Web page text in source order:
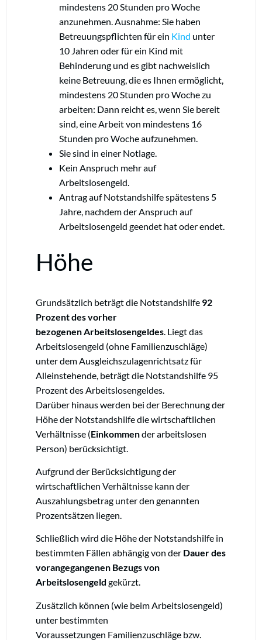
mindestens 20 Stunden pro Woche
anzunehmen. Ausnahme: Sie haben
Betreuungspflichten für ein Kind unter
10 Jahren oder für ein Kind mit
Behinderung und es gibt nachweislich
keine Betreuung, die es Ihnen ermöglicht,
mindestens 20 Stunden pro Woche zu
arbeiten: Dann reicht es, wenn Sie bereit
sind, eine Arbeit von mindestens 16
Stunden pro Woche aufzunehmen.
Sie sind in einer Notlage.
Kein Anspruch mehr auf
Arbeitslosengeld.
Antrag auf Notstandshilfe spätestens 5
Jahre, nachdem der Anspruch auf
Arbeitslosengeld geendet hat oder endet.
Höhe
Grundsätzlich beträgt die Notstandshilfe 92
Prozent des vorher
bezogenen Arbeitslosengeldes . Liegt das
Arbeitslosengeld (ohne Familienzuschläge)
unter dem Ausgleichszulagenrichtsatz für
Alleinstehende, beträgt die Notstandshilfe 95
Prozent des Arbeitslosengeldes.
Darüber hinaus werden bei der Berechnung der
Höhe der Notstandshilfe die wirtschaftlichen
Verhältnisse (Einkommender arbeitslosen
Person) berücksichtigt.
Aufgrund der Berücksichtigung der
wirtschaftlichen Verhältnisse kann der
Auszahlungsbetrag unter den genannten
Prozentsätzen liegen.
Schließlich wird die Höhe der Notstandshilfe in
bestimmten Fällen abhängig von der Dauer des
vorangegangenen Bezugs von
Arbeitslosengeld gekürzt.
Zusätzlich können (wie beim Arbeitslosengeld)
unter bestimmten
Voraussetzungen Familienzuschläge bzw.